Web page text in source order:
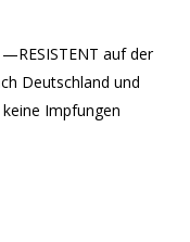
auf der
Deutschland und
Impfungen